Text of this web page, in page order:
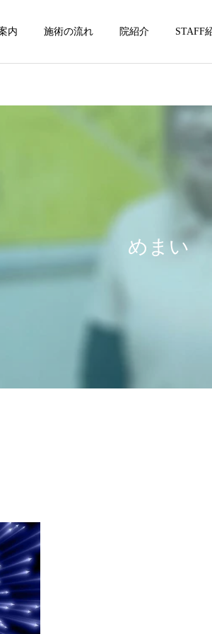
内 施術の流れ 院紹介 STAFF
坐骨神経痛の本質に向き合
坐骨
めまい